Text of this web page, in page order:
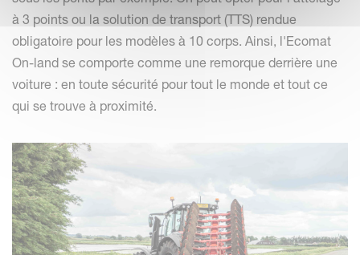
à 3 points ou la solution de transport (TTS) rendue
obligatoire pour les modèles à 10 corps. Ainsi, l'Ecomat
On-land se comporte comme une remorque derrière une
voiture : en toute sécurité pour tout le monde et tout ce
qui se trouve à proximité.